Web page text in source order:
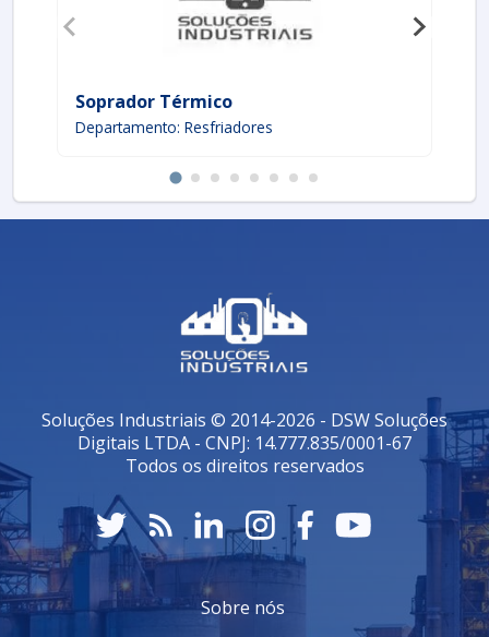
Soprador Térmico
Departamento: Resfriadores
Soluções Industriais © 2014-2026 - DSW Soluções
Digitais LTDA - CNPJ: 14.777.835/0001-67
Todos os direitos reservados
Sobre nós